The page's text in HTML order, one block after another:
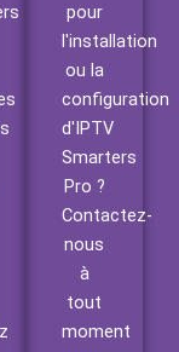
pour
l'installation
ou la
configuration
d'IPTV
Smarters
Pro ?
Contactez-
nous
à
tout
moment